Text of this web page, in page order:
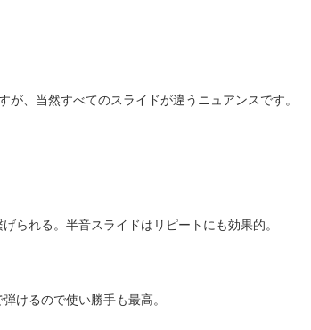
、当然すべてのスライドが違うニュアンスです。
られる。半音スライドはリピートにも効果的。
けるので使い勝手も最高。